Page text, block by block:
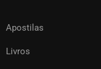
Apostilas
Livros